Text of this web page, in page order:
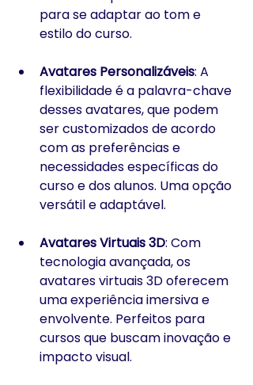
para se adaptar ao tom e
estilo do curso.
Avatares Personalizáveis: A
flexibilidade é a palavra-chave
desses avatares, que podem
ser customizados de acordo
com as preferências e
necessidades específicas do
curso e dos alunos. Uma opção
versátil e adaptável.
Avatares Virtuais 3D: Com
tecnologia avançada, os
avatares virtuais 3D oferecem
uma experiência imersiva e
envolvente. Perfeitos para
cursos que buscam inovação e
impacto visual.